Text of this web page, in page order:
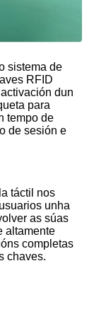
sistema de
RFID
dun
para
tempo de
de sesión e
táctil nos
unha
as súas
altamente
completas
chaves.